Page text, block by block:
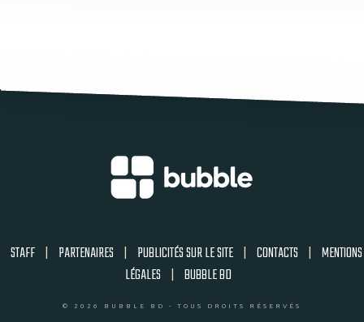
STAFF | PARTENAIRES | PUBLICITÉS SUR LE SITE | CONTACTS | MENTIONS
LÉGALES | BUBBLE BD
© 2026 BUBBLE BD - TOUS DROITS RÉSERVÉS